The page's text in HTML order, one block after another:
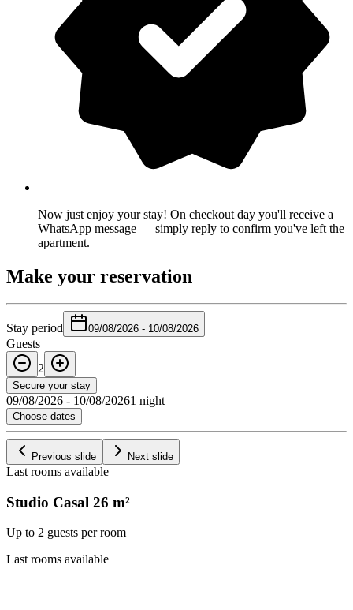
Now just enjoy your stay! On checkout day you'll receive a
WhatsApp message — simply reply to confirm you've left the
apartment.
Make your reservation
Stay period 09/08/2026 - 10/08/2026
Guests
2
Secure your stay
09/08/2026 - 10/08/20261 night
Choose dates
Previous slide Next slide
Last rooms available
Studio Casal 26 m²
Up to 2 guests per room
Last rooms available